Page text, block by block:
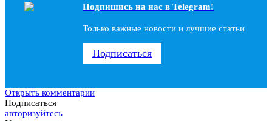
Подпишись на наc в Telegram!
Только важные новости и лучшие статьи
Подписаться
Открыть комментарии
Подписаться
авторизуйтесь